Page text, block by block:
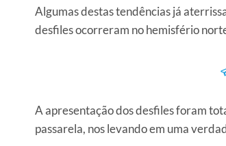
Algumas destas tendências já
desfiles ocorreram no hemisfério
A apresentação dos desfiles foram
passarela, nos levando em uma